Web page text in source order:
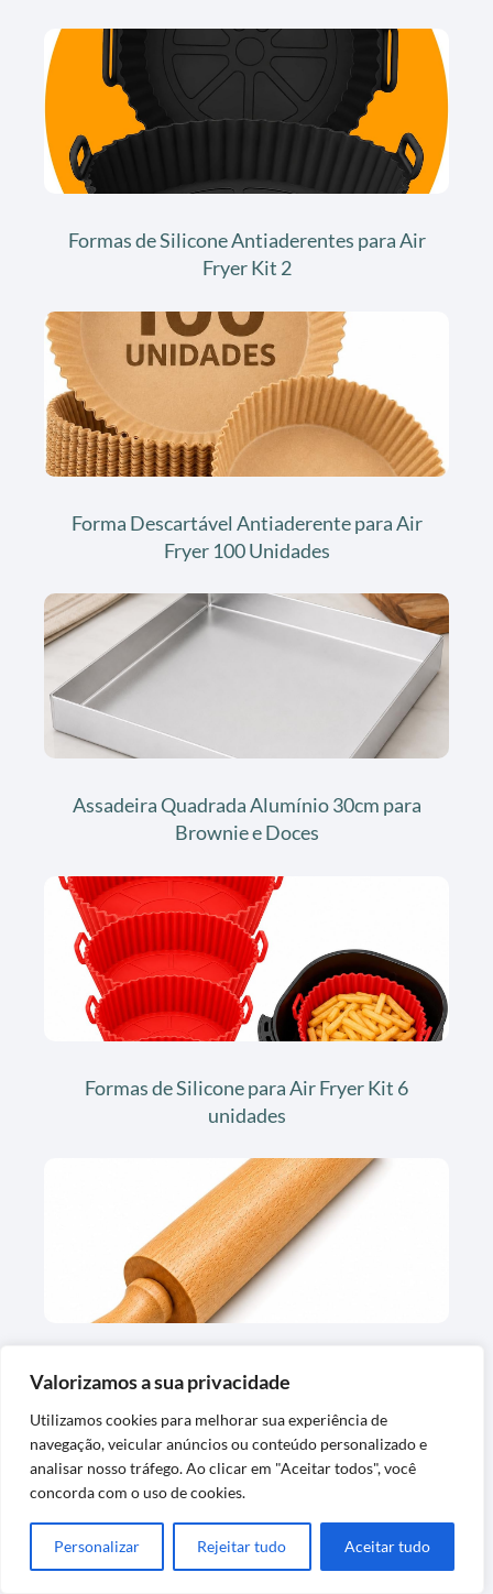
Valorizamos a sua privacidade
Utilizamos cookies para melhorar sua experiência de
navegação, veicular anúncios ou conteúdo personalizado e
analisar nosso tráfego. Ao clicar em "Aceitar todos", você
concorda com o uso de cookies.
Personalizar Rejeitar tudo Aceitar tudo
Formas de Silicone Antiaderentes para Air
Fryer Kit 2
Forma Descartável Antiaderente para Air
Fryer 100 Unidades
Assadeira Quadrada Alumínio 30cm para
Brownie e Doces
Formas de Silicone para Air Fryer Kit 6
unidades
Rolo de Massa Madeira 42cm Resistente e
Fácil de Limpar